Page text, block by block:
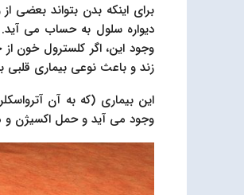
برای اینکه بدن بتواند بعضی
دیواره سلول به حساب می
وجود این، اگر کلسترول خون
زند و باعث نوعی بیماری
این بیماری (که به آن
وجود می آید و حمل اکسیژن و